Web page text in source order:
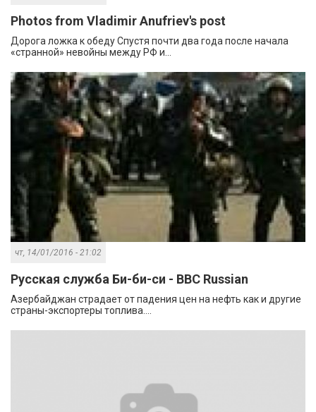
Photos from Vladimir Anufriev's post
Дорога ложка к обеду Спустя почти два года после начала
«странной» невойны между РФ и...
чт, 14/01/2016 - 21:02
Русская служба Би-би-си - BBC Russian
Азербайджан страдает от падения цен на нефть как и другие
страны-экспортеры топлива....